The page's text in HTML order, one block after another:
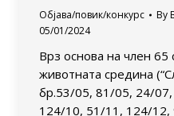
Објава/повик/конкурс By
05/01/2024
Врз основа на член 65
животната средина
бр.53/05, 81/05, 24/
124/10, 51/11, 124/